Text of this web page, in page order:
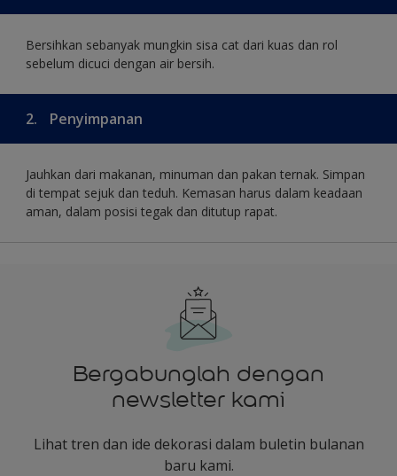
Bersihkan sebanyak mungkin sisa cat dari kuas dan rol
sebelum dicuci dengan air bersih.
2. Penyimpanan
Jauhkan dari makanan, minuman dan pakan ternak. Simpan
di tempat sejuk dan teduh. Kemasan harus dalam keadaan
aman, dalam posisi tegak dan ditutup rapat.
Bergabunglah dengan
newsletter kami
Lihat tren dan ide dekorasi dalam buletin bulanan
baru kami.